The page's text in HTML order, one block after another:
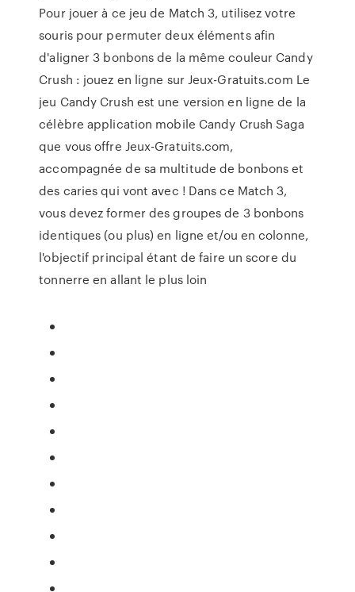
Pour jouer à ce jeu de Match 3, utilisez votre
souris pour permuter deux éléments afin
d'aligner 3 bonbons de la même couleur Candy
Crush : jouez en ligne sur Jeux-Gratuits.com Le
jeu Candy Crush est une version en ligne de la
célèbre application mobile Candy Crush Saga
que vous offre Jeux-Gratuits.com,
accompagnée de sa multitude de bonbons et
des caries qui vont avec ! Dans ce Match 3,
vous devez former des groupes de 3 bonbons
identiques (ou plus) en ligne et/ou en colonne,
l'objectif principal étant de faire un score du
tonnerre en allant le plus loin